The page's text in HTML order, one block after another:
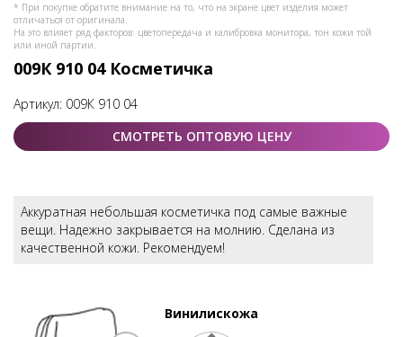
* При покупке обратите внимание на то, что на экране цвет изделия может
отличаться от оригинала.
На это влияет ряд факторов: цветопередача и калибровка монитора, тон кожи той
или иной партии.
009К 910 04 Косметичка
Артикул: 009К 910 04
СМОТРЕТЬ ОПТОВУЮ ЦЕНУ
Аккуратная небольшая косметичка под самые важные
вещи. Надежно закрывается на молнию. Сделана из
качественной кожи. Рекомендуем!
Винилискожа